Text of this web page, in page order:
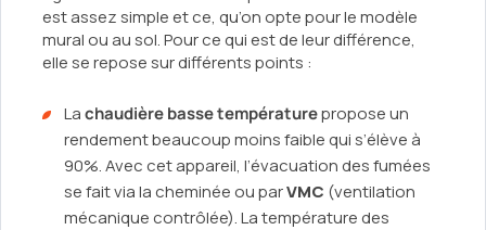
est assez simple et ce, qu’on opte pour le modèle
mural ou au sol. Pour ce qui est de leur différence,
elle se repose sur différents points :
Lachaudière basse températurepropose un
rendement beaucoup moins faible qui s’élève à
90%. Avec cet appareil, l’évacuation des fumées
se fait via la cheminée ou parVMC (ventilation
mécanique contrôlée). La température des